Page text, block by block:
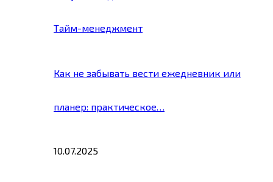
Тайм-менеджмент
Как не забывать вести ежедневник или
планер: практическое…
10.07.2025